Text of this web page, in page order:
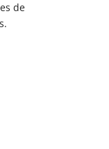
de